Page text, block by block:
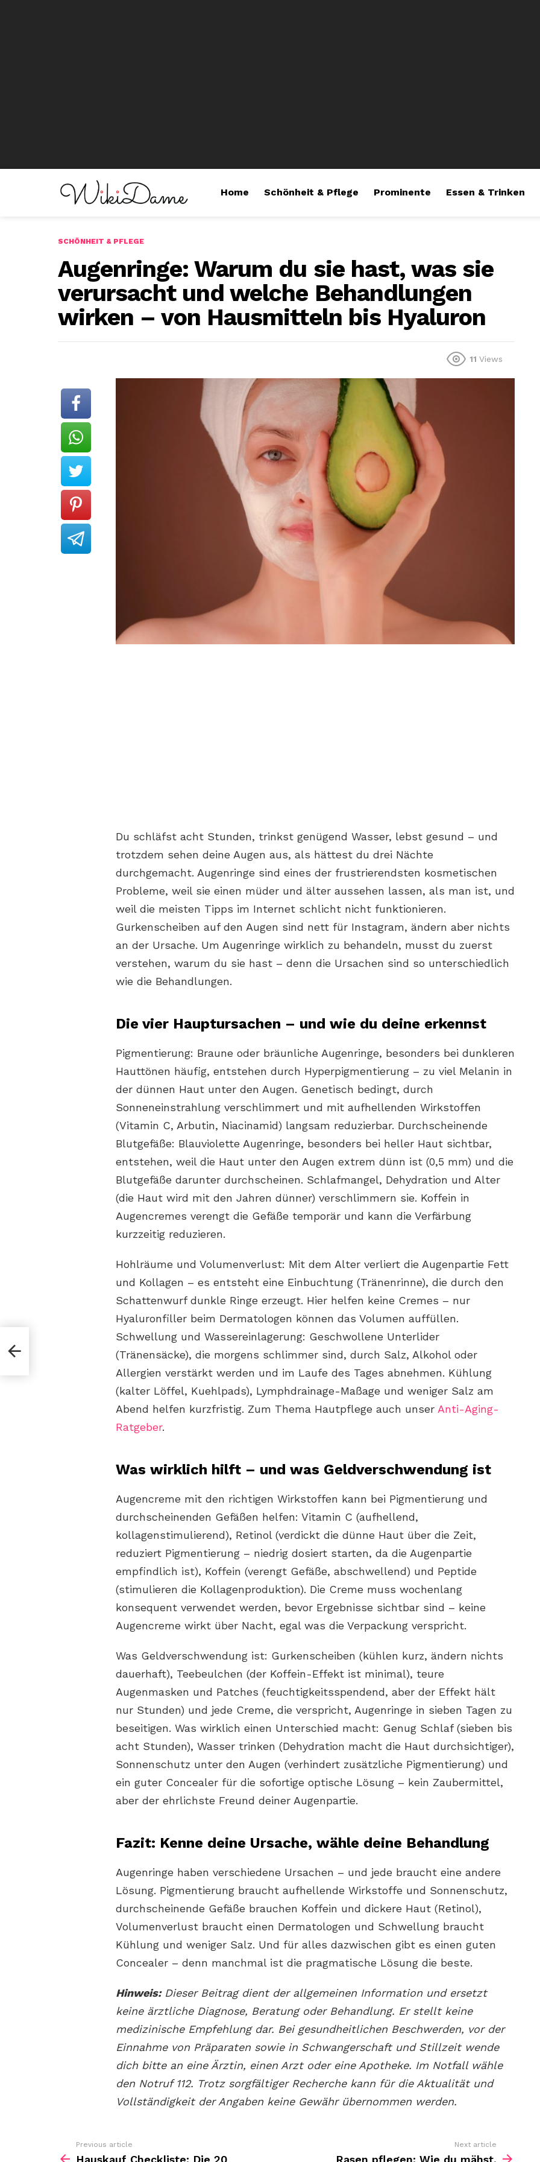
Home Schönheit & Pflege Prominente Essen & Trinken
SCHÖNHEIT & PFLEGE
Augenringe: Warum du sie hast, was sie
verursacht und welche Behandlungen
wirken – von Hausmitteln bis Hyaluron
11 Views
Du schläfst acht Stunden, trinkst genügend Wasser, lebst gesund – und
trotzdem sehen deine Augen aus, als hättest du drei Nächte
durchgemacht. Augenringe sind eines der frustrierendsten kosmetischen
Probleme, weil sie einen müder und älter aussehen lassen, als man ist, und
weil die meisten Tipps im Internet schlicht nicht funktionieren.
Gurkenscheiben auf den Augen sind nett für Instagram, ändern aber nichts
an der Ursache. Um Augenringe wirklich zu behandeln, musst du zuerst
verstehen, warum du sie hast – denn die Ursachen sind so unterschiedlich
wie die Behandlungen.
Die vier Hauptursachen – und wie du deine erkennst
Pigmentierung: Braune oder bräunliche Augenringe, besonders bei dunkleren
Hauttönen häufig, entstehen durch Hyperpigmentierung – zu viel Melanin in
der dünnen Haut unter den Augen. Genetisch bedingt, durch
Sonneneinstrahlung verschlimmert und mit aufhellenden Wirkstoffen
(Vitamin C, Arbutin, Niacinamid) langsam reduzierbar. Durchscheinende
Blutgefäße: Blauviolette Augenringe, besonders bei heller Haut sichtbar,
entstehen, weil die Haut unter den Augen extrem dünn ist (0,5 mm) und die
Blutgefäße darunter durchscheinen. Schlafmangel, Dehydration und Alter
(die Haut wird mit den Jahren dünner) verschlimmern sie. Koffein in
Augencremes verengt die Gefäße temporär und kann die Verfärbung
kurzzeitig reduzieren.
Hohlräume und Volumenverlust: Mit dem Alter verliert die Augenpartie Fett
und Kollagen – es entsteht eine Einbuchtung (Tränenrinne), die durch den
Schattenwurf dunkle Ringe erzeugt. Hier helfen keine Cremes – nur
Hyaluronfiller beim Dermatologen können das Volumen auffüllen.
Schwellung und Wassereinlagerung: Geschwollene Unterlider
(Tränensäcke), die morgens schlimmer sind, durch Salz, Alkohol oder
Allergien verstärkt werden und im Laufe des Tages abnehmen. Kühlung
(kalter Löffel, Kuehlpads), Lymphdrainage-Maßage und weniger Salz am
Abend helfen kurzfristig. Zum Thema Hautpflege auch unser Anti-Aging-
Ratgeber.
Was wirklich hilft – und was Geldverschwendung ist
Augencreme mit den richtigen Wirkstoffen kann bei Pigmentierung und
durchscheinenden Gefäßen helfen: Vitamin C (aufhellend,
kollagenstimulierend), Retinol (verdickt die dünne Haut über die Zeit,
reduziert Pigmentierung – niedrig dosiert starten, da die Augenpartie
empfindlich ist), Koffein (verengt Gefäße, abschwellend) und Peptide
(stimulieren die Kollagenproduktion). Die Creme muss wochenlang
konsequent verwendet werden, bevor Ergebnisse sichtbar sind – keine
Augencreme wirkt über Nacht, egal was die Verpackung verspricht.
Was Geldverschwendung ist: Gurkenscheiben (kühlen kurz, ändern nichts
dauerhaft), Teebeulchen (der Koffein-Effekt ist minimal), teure
Augenmasken und Patches (feuchtigkeitsspendend, aber der Effekt hält
nur Stunden) und jede Creme, die verspricht, Augenringe in sieben Tagen zu
beseitigen. Was wirklich einen Unterschied macht: Genug Schlaf (sieben bis
acht Stunden), Wasser trinken (Dehydration macht die Haut durchsichtiger),
Sonnenschutz unter den Augen (verhindert zusätzliche Pigmentierung) und
ein guter Concealer für die sofortige optische Lösung – kein Zaubermittel,
aber der ehrlichste Freund deiner Augenpartie.
Fazit: Kenne deine Ursache, wähle deine Behandlung
Augenringe haben verschiedene Ursachen – und jede braucht eine andere
Lösung. Pigmentierung braucht aufhellende Wirkstoffe und Sonnenschutz,
durchscheinende Gefäße brauchen Koffein und dickere Haut (Retinol),
Volumenverlust braucht einen Dermatologen und Schwellung braucht
Kühlung und weniger Salz. Und für alles dazwischen gibt es einen guten
Concealer – denn manchmal ist die pragmatische Lösung die beste.
Hinweis:Dieser Beitrag dient der allgemeinen Information und ersetzt
keine ärztliche Diagnose, Beratung oder Behandlung. Er stellt keine
medizinische Empfehlung dar. Bei gesundheitlichen Beschwerden, vor der
Einnahme von Präparaten sowie in Schwangerschaft und Stillzeit wende
dich bitte an eine Ärztin, einen Arzt oder eine Apotheke. Im Notfall wähle
den Notruf 112. Trotz sorgfältiger Recherche kann für die Aktualität und
Vollständigkeit der Angaben keine Gewähr übernommen werden.
more
Previous article
Hauskauf Checkliste: Die 20
Next article
Rasen pflegen: Wie du mähst,